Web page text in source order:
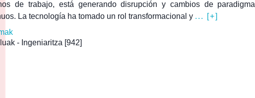
de trabajo, está generando disrupción y cambios de paradigma
La tecnología ha tomado un rol transformacional y ... [+]
- Ingeniaritza [942]